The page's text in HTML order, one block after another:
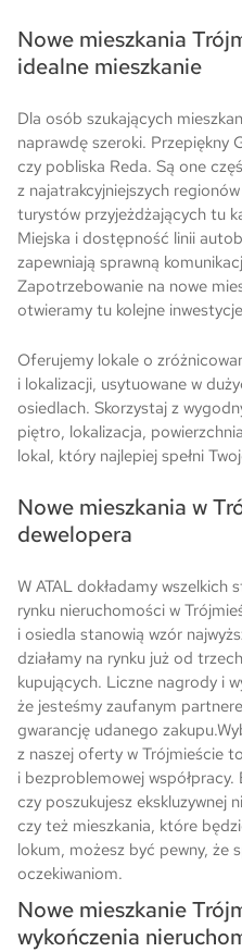
Nowe mieszkania
idealne mieszkanie
Dla osób szukających
naprawdę szeroki. Przepiękny
czy pobliska Reda. Są one
z najatrakcyjniejszych
turystów przyjeżdżających tu
Miejska i dostępność linii
zapewniają sprawną
Zapotrzebowanie na nowe
otwieramy tu kolejne
Oferujemy lokale o
i lokalizacji, usytuowane w
osiedlach. Skorzystaj z
piętro, lokalizacja,
lokal, który najlepiej spełni
Nowe mieszkania w
dewelopera
W ATAL dokładamy
rynku nieruchomości w
i osiedla stanowią wzór
działamy na rynku już od
kupujących. Liczne nagrody i
że jesteśmy zaufanym
gwarancję udanego
z naszej oferty w Trójmieście
i bezproblemowej
czy poszukujesz ekskluzywnej
czy też mieszkania, które
lokum, możesz być pewny, że
oczekiwaniom.
Nowe mieszkanie
wykończenia